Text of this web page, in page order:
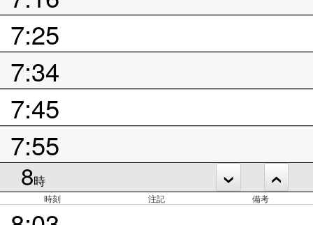
7:25
7:34
7:45
7:55
8時
時刻 注記 備考